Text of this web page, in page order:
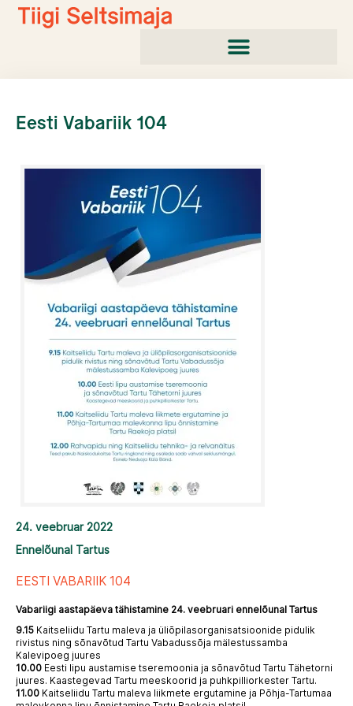
Skip
Eesti Vabariik 104
24. veebruar 2022
Ennelõunal Tartus
EESTI VABARIIK 104
Vabariigi aastapäeva tähistamine 24. veebruari ennelõunal Tartus
9.15 Kaitseliidu Tartu maleva ja üliõpilasorganisatsioonide pidulik
rivistus ning sõnavõtud Tartu Vabadussõja mälestussamba
Kalevipoeg juures
10.00 Eesti lipu austamise tseremoonia ja sõnavõtud Tartu Tähetorni
juures. Kaastegevad Tartu meeskoorid ja puhkpilliorkester Tartu.
11.00 Kaitseliidu Tartu maleva liikmete ergutamine ja Põhja-Tartumaa